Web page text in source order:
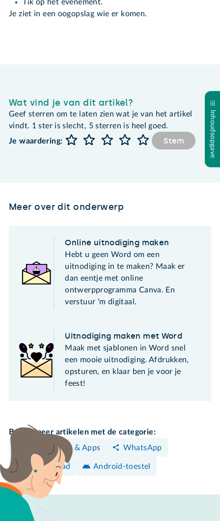
Tik op het evenement.
Je ziet in een oogopslag wie er komen.
Inhoudsopgave
Wat vind je van dit artikel?
Geef sterren om te laten zien wat je van het artikel
vindt. 1 ster is slecht, 5 sterren is heel goed.
Je waardering:
Stem
Meer over dit onderwerp
Online uitnodiging maken
Hebt u geen Word om een
uitnodiging in te maken? Maak er
dan eentje met online
ontwerpprogramma Canva. En
verstuur 'm digitaal.
Uitnodiging maken met Word
Maak met sjablonen in Word snel
een mooie uitnodiging. Afdrukken,
opsturen, en klaar ben je voor je
feest!
Bekijk meer artikelen met de categorie:
Programma's & Apps
WhatsApp
iPhone/iPad Android-toestel